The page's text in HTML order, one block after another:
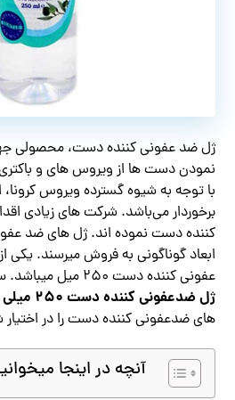
ژل ضد عفونی کننده دست، محصولی
نمودن دست ها از ویروس های و
با توجه به شیوه گسترده ویروس
برخوردار می‌باشد. شرکت های زیادی
کننده دست نموده اند. ژل های ضد
ابعاد گوناگونی به فروش میرسند. یکی
عفونی کننده دست ۲۵۰ میل میباشد. ستیا صنعت،
ژل ضدعفونی کننده دست ۲۵۰ میلی
های ضدعفونی کننده دست را در اختیار
آنچه در اینجا